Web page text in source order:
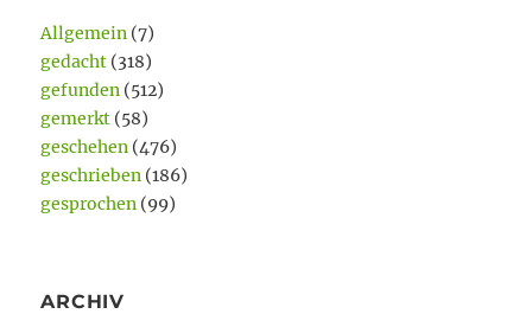
Allgemein (7)
gedacht (318)
gefunden (512)
gemerkt (58)
geschehen (476)
geschrieben (186)
gesprochen (99)
ARCHIV